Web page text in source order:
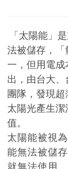
「太陽能」
法被儲存，「
一，但用電
出，由台大
團隊，發現
太陽光產生
值。
太陽能被視
能無法被儲
就無法使用